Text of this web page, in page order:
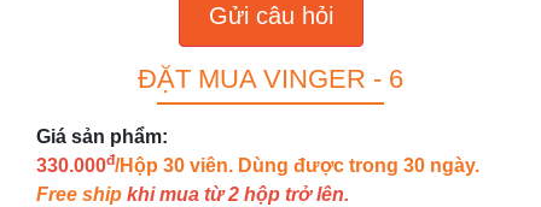
Gửi câu hỏi
ĐẶT MUA VINGER - 6
Giá sản phẩm:
330.000đ/Hộp 30 viên. Dùng được trong 30 ngày.
Free ship khi mua từ 2 hộp trở lên.